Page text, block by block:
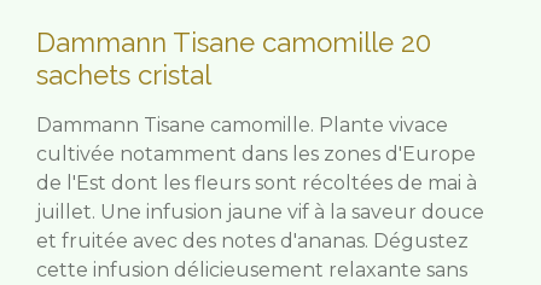
Dammann Tisane camomille 20
sachets cristal
Dammann Tisane camomille. Plante vivace
cultivée notamment dans les zones d'Europe
de l'Est dont les fleurs sont récoltées de mai à
juillet. Une infusion jaune vif à la saveur douce
et fruitée avec des notes d'ananas. Dégustez
cette infusion délicieusement relaxante sans